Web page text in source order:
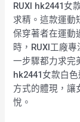
RUXI hk2441女
求精。這款運動
保穿著者在運動
時，RUXI工廠
一步驟都力求完
hk2441女款白
方式的體現，讓
悅。